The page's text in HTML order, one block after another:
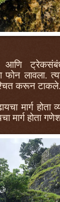
आणि
फोन लावला.
करून
मार्ग होता
मार्ग होता